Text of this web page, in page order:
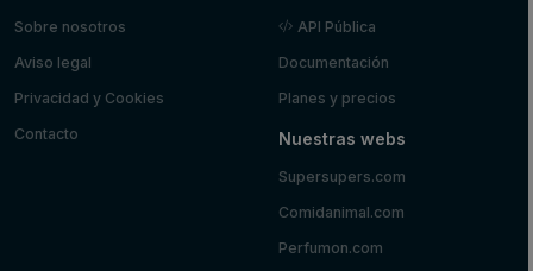
Sobre nosotros
Aviso legal
Privacidad y Cookies
Contacto
API Pública
Documentación
Planes y precios
Nuestras webs
Supersupers.com
Comidanimal.com
Perfumon.com